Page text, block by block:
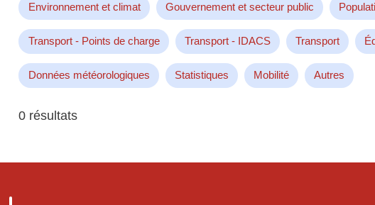
Environnement et climat Gouvernement et secteur public
Transport - Points de charge Transport - IDACS Transport
Données météorologiques Statistiques Mobilité Autres
0 résultats